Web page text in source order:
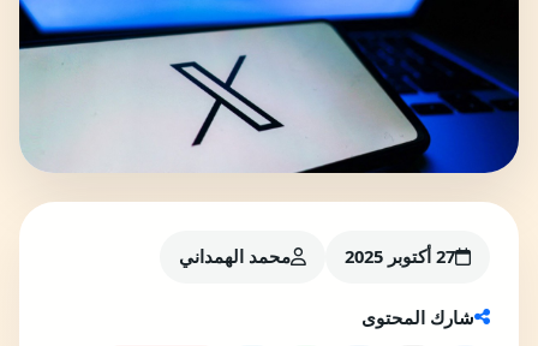
27 أكتوبر 2025 محمد الهمداني
شارك المحتوى